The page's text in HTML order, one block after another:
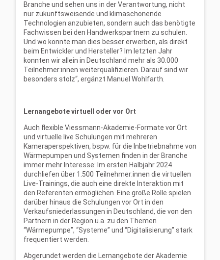
Branche und sehen uns in der Verantwortung, nicht
nur zukunftsweisende und klimaschonende
Technologien anzubieten, sondern auch das benötigte
Fachwissen bei den Handwerkspartnern zu schulen.
Und wo könnte man dies besser erwerben, als direkt
beim Entwickler und Hersteller? Im letzten Jahr
konnten wir allein in Deutschland mehr als 30.000
Teilnehmer:innen weiterqualifizieren. Darauf sind wir
besonders stolz“, ergänzt Manuel Wohlfarth.
Lernangebote virtuell oder vor Ort
Auch flexible Viessmann-Akademie-Formate vor Ort
und virtuelle live Schulungen mit mehreren
Kameraperspektiven, bspw. für die Inbetriebnahme von
Wärmepumpen und Systemen finden in der Branche
immer mehr Interesse: Im ersten Halbjahr 2024
durchliefen über 1.500 Teilnehmer:innen die virtuellen
Live-Trainings, die auch eine direkte Interaktion mit
den Referenten ermöglichen. Eine große Rolle spielen
darüber hinaus die Schulungen vor Ort in den
Verkaufsniederlassungen in Deutschland, die von den
Partnern in der Region u.a. zu den Themen
“Wärmepumpe”, “Systeme” und “Digitalisierung” stark
frequentiert werden.
Abgerundet werden die Lernangebote der Akademie